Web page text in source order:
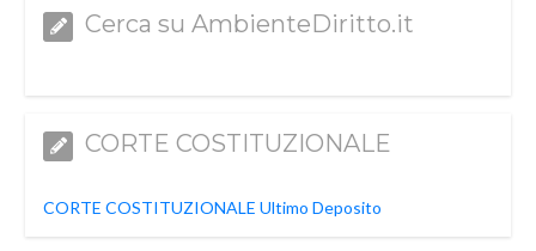
Cerca su AmbienteDiritto.it
CORTE COSTITUZIONALE
CORTE COSTITUZIONALE Ultimo Deposito